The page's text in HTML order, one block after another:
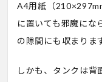
A4用紙（
に置いても邪魔にな
の隙間にも収まりま
しかも、タンクは背